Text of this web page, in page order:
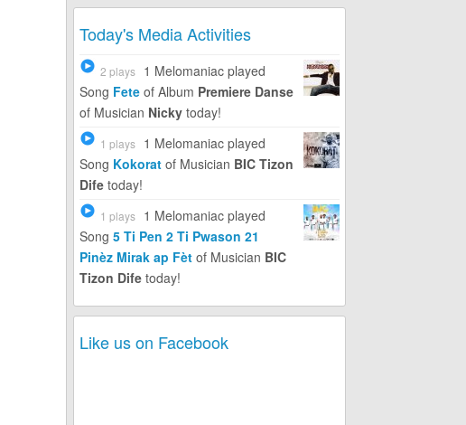
Today's Media Activities
2 plays 1 Melomaniac played
Song Fete of Album Premiere Danse
of Musician Nicky today!
1 plays 1 Melomaniac played
Song Kokorat of Musician BIC Tizon
Dife today!
1 plays 1 Melomaniac played
Song 5 Ti Pen 2 Ti Pwason 21
Pinèz Mirak ap Fèt of Musician BIC
Tizon Dife today!
Like us on Facebook